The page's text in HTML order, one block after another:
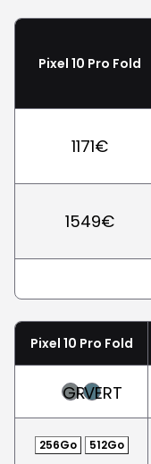
Pixel 10 Pro Fold
1171€
1549€
Pixel 10 Pro Fold
GRISVERT
256Go 512Go